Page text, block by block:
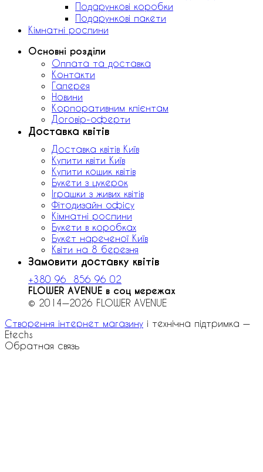
Подарункові коробки
Подарункові пакети
Кімнатні рослини
Основні розділи
Оплата та доставка
Контакти
Галерея
Новини
Корпоративним клієнтам
Договір-оферти
Доставка квітів
Доставка квітів Київ
Купити квіти Київ
Купити кошик квітів
Букети з цукерок
Іграшки з живих квітів
Фітодизайн офісу
Кімнатні рослини
Букети в коробках
Букет нареченої Київ
Квіти на 8 березня
Замовити доставку квітів
+380 96 856 96 02
FLOWER AVENUE в соц мережах
© 2014—2026 FLOWER AVENUE
Створення інтернет магазину і технічна підтримка —
Etechs
Обратная связь